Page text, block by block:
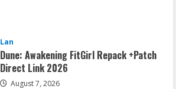
Lan
Dune: Awakening FitGirl Repack +Patch
Direct Link 2026
August 7, 2026